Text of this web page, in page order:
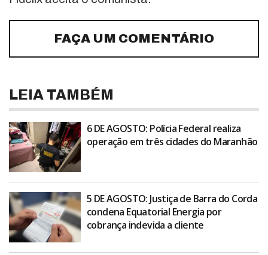
FAÇA UM COMENTÁRIO
LEIA TAMBÉM
6 DE AGOSTO: Polícia Federal realiza
operação em três cidades do Maranhão
5 DE AGOSTO: Justiça de Barra do Corda
condena Equatorial Energia por
cobrança indevida a cliente